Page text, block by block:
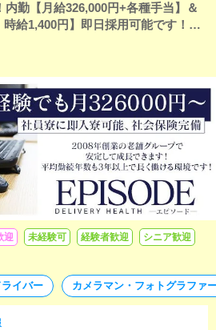
勤【月給326,000円+各種手当】＆
時給1,400円】即日採用可能です！平
働ける環境です。信頼と実績のヘブン
大手グループ店ですのでご安心くだ
女性スタッフ大歓迎！福利厚生は業
保完備、有給、健康診断、誕生日休
家族、お子様、通勤交通費、休日出
い５０００円まで可能です！キレイ
く働くことができます！
迎 未経験可 経験者歓迎
シニア歓迎
イバー カメラマン・フォトグラファ